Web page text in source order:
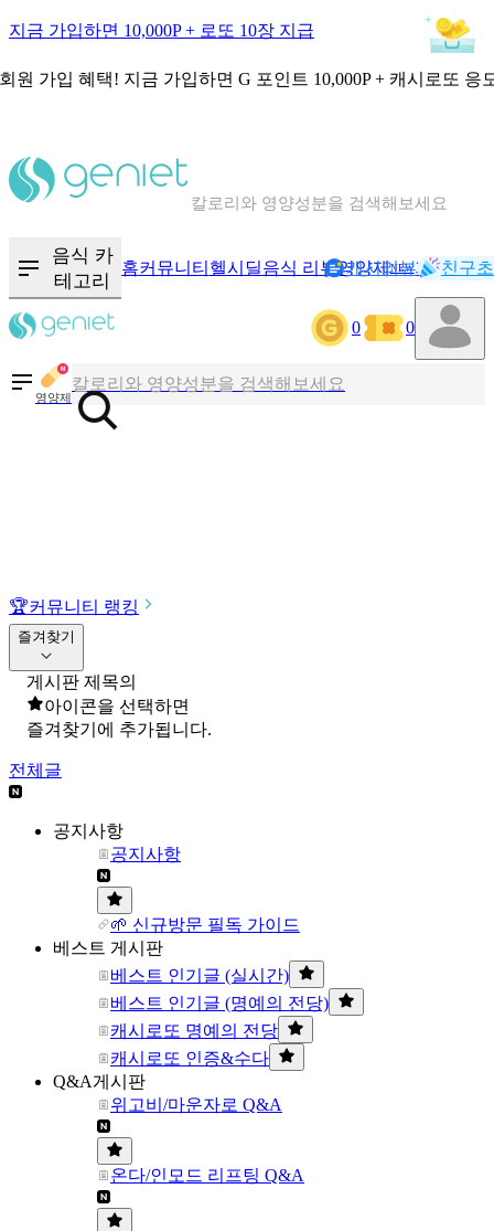
지금 가입하면 10,000P + 로또 10장 지급
원 가입 혜택! 지금 가입하면 G 포인트 10,000P + 캐시로또 응
혈당 · 다이어트 음식 검색해보세요
음식 카
테고리
홈커뮤니티 헬시딜음식 리뷰영양제NEW기록
캐시리뷰 친구
0 0
영양제
칼로리와 영양성분을 검색해보세요
혈당 · 다이어트 음식 검색해보세요
음식 · 영양제 리뷰를 찾아보세요
🏆커뮤니티 랭킹
즐겨찾기
게시판 제목의
아이콘을 선택하면
즐겨찾기에 추가됩니다.
전체글
공지사항
공지사항
🌱 신규방문 필독 가이드
베스트 게시판
베스트 인기글 (실시간)
베스트 인기글 (명예의 전당)
캐시로또 명예의 전당
캐시로또 인증&수다
Q&A게시판
위고비/마운자로 Q&A
온다/인모드 리프팅 Q&A